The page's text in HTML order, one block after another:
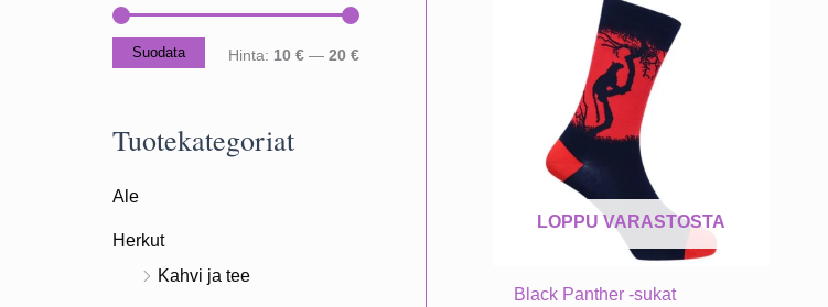
MM
Suodata Hinta: 10 € — 20 €
Tuotekategoriat
Ale
Herkut
Kahvi ja tee
LOPPU VARASTOSTA
Black Panther -sukat